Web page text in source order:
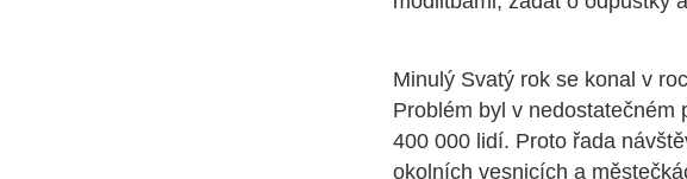
Minulý Svatý rok se konal v
Problém byl v
400 000 lidí. Proto řada
okolních vesnicích a